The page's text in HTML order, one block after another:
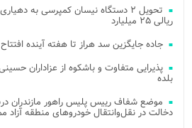
تحویل ۲ دستگاه نیسان کمپرسی به
ریالی ۲۵ میلیارد
جاده جایگزین سد هراز تا هفته آینده
بلده
موضع شفاف رییس پلیس راهور مازندران
دخالت در نقل‌وانتقال خودروهای منطقه آزاد